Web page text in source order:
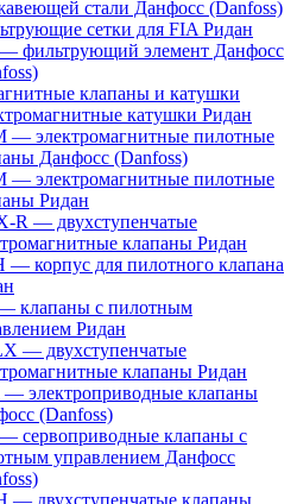
стали Данфосс (Danfoss)
сетки для FIA Ридан
фильтрующий элемент Данфосс
клапаны и катушки
катушки Ридан
— электромагнитные пилотные
Данфосс (Danfoss)
— электромагнитные пилотные
Ридан
R — двухступенчатые
клапаны Ридан
— корпус для пилотного клапана
клапаны с пилотным
Ридан
— двухступенчатые
клапаны Ридан
электроприводные клапаны
(Danfoss)
сервоприводные клапаны с
управлением Данфосс
— двухступенчатые клапаны